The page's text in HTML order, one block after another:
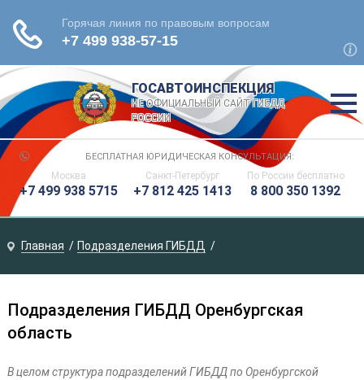
ГОСАВТОИНСПЕКЦИЯ
НЕ ОФИЦИАЛЬНЫЙ САЙТ ГИБДД
РОССИИ
БЕСПЛАТНАЯ ЮРИДИЧЕСКАЯ КОНСУЛЬТАЦИЯ:
Москва
+7 499 938 5715
Санкт-Петербург
+7 812 425 1413
По России бесплатно
8 800 350 1392
Главная Подразделения ГИБДД
Подразделения ГИБДД Оренбургская
область
В целом структура подразделений ГИБДД по Оренбургской